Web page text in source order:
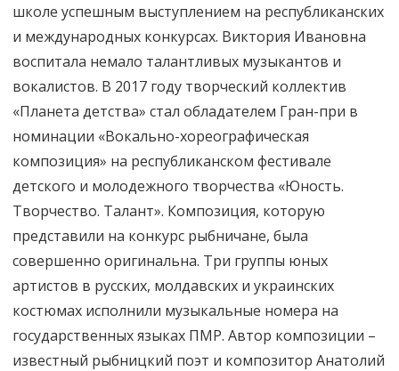
школе успешным выступлением на республиканских
и международных конкурсах. Виктория Ивановна
воспитала немало талантливых музыкантов и
вокалистов. В 2017 году творческий коллектив
«Планета детства» стал обладателем Гран-при в
номинации «Вокально-хореографическая
композиция» на республиканском фестивале
детского и молодежного творчества «Юность.
Творчество. Талант». Композиция, которую
представили на конкурс рыбничане, была
совершенно оригинальна. Три группы юных
артистов в русских, молдавских и украинских
костюмах исполнили музыкальные номера на
государственных языках ПМР. Автор композиции –
известный рыбницкий поэт и композитор Анатолий